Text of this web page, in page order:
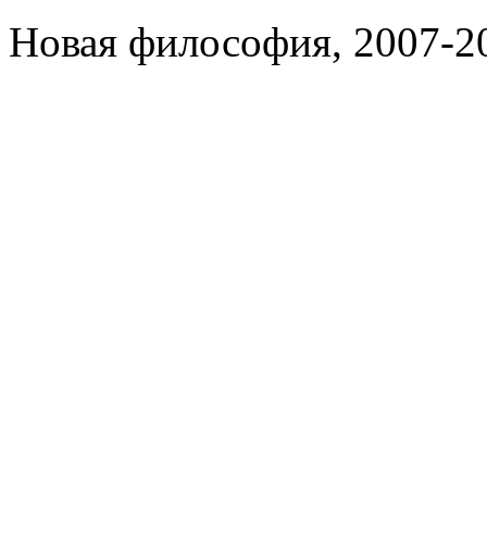
Новая философия, 2007-